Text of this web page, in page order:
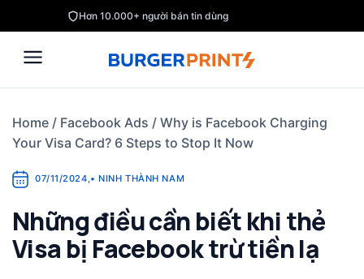
to
content
Hơn 10.000+ người bán tin dùng
Home / Facebook Ads / Why is Facebook Charging
Your Visa Card? 6 Steps to Stop It Now
07/11/2024,• NINH THÀNH NAM
Những điều cần biết khi thẻ
Visa bị Facebook trừ tiền lạ